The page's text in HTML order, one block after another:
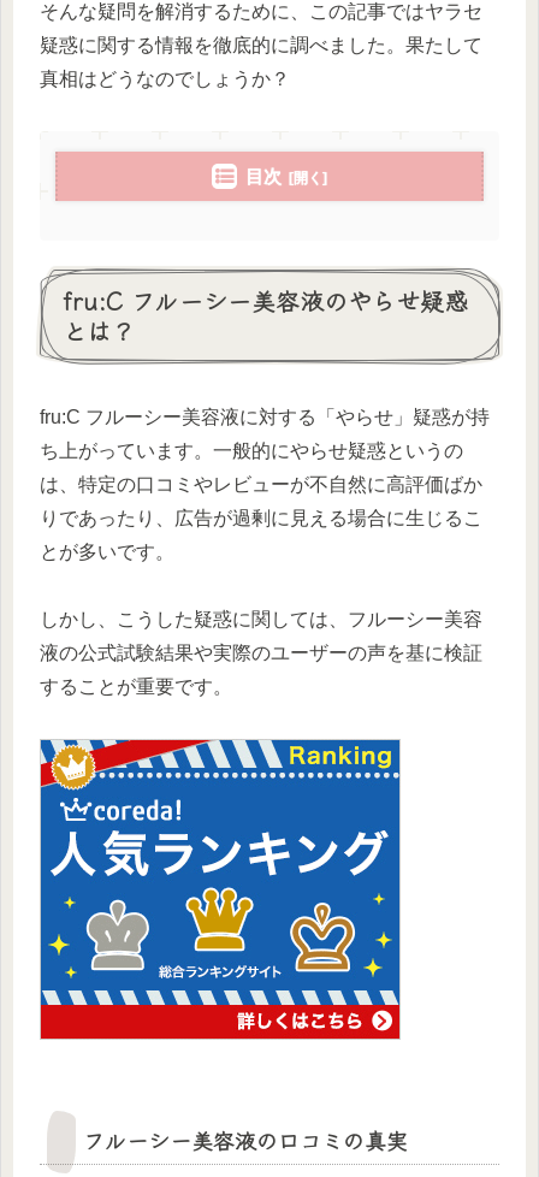
そんな疑問を解消するために、この記事ではヤラセ
疑惑に関する情報を徹底的に調べました。果たして
真相はどうなのでしょうか？
目次
fru:C フルーシー美容液のやらせ疑惑
とは？
fru:C フルーシー美容液に対する「やらせ」疑惑が持
ち上がっています。一般的にやらせ疑惑というの
は、特定の口コミやレビューが不自然に高評価ばか
りであったり、広告が過剰に見える場合に生じるこ
とが多いです。
しかし、こうした疑惑に関しては、フルーシー美容
液の公式試験結果や実際のユーザーの声を基に検証
することが重要です。
フルーシー美容液の口コミの真実